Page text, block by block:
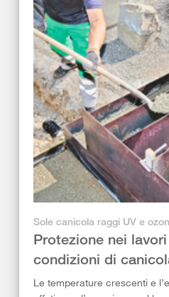
Sole canicola raggi UV e
Protezione nei
condizioni di
Le temperature crescenti e